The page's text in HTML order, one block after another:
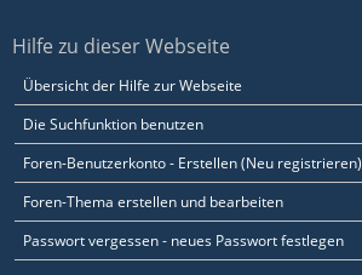
Hilfe zu dieser Webseite
Übersicht der Hilfe zur Webseite
Die Suchfunktion benutzen
Foren-Benutzerkonto - Erstellen (Neu registrieren)
Foren-Thema erstellen und bearbeiten
Passwort vergessen - neues Passwort festlegen